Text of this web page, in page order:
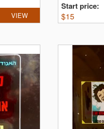
VIEW
Start price:
$15